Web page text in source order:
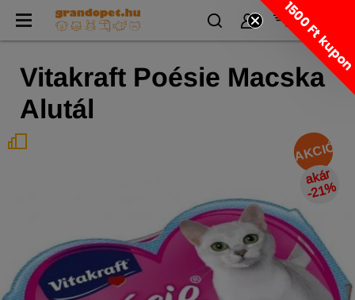
AKCIÓ
a
k
ár
-
2
1
%
Vitakraft Poésie Macska
Alutál
1500 Ft